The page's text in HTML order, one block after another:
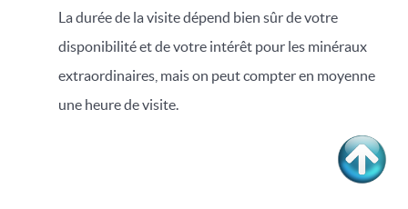
La durée de la visite dépend bien sûr de votre
disponibilité et de votre intérêt pour les minéraux
extraordinaires, mais on peut compter en moyenne
une heure de visite.